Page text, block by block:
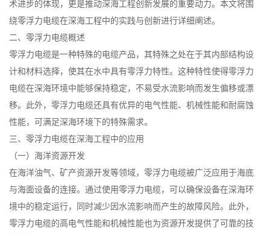
术进步的体现，更是推动深海工程创新发展的重要动力。本文将围
绕零浮力电缆在深海工程中的实践与创新进行详细阐述。
二、零浮力电缆概述
零浮力电缆是一种特殊的电缆产品，其特殊之处在于其内部结构设
计和材料选择，使其在水中具有零浮力特性。这种特性使得零浮力
电缆在深海环境中能够保持稳定，不易受水流影响而发生偏移或漂
移。此外，零浮力电缆还具有优异的电气性能、机械性能和耐腐蚀
性能，可满足深海环境下的特殊需求。
三、零浮力电缆在深海工程中的应用
（一）海洋资源开发
在海洋油气、矿产资源开发等领域，零浮力电缆被广泛应用于海底
与海面设备的连接。通过使用零浮力电缆，可以确保设备在深海环
境中的稳定运行，同时减少因水流影响而产生的故障风险。此外，
零浮力电缆的高电气性能和机械性能也为资源开发提供了可靠的技